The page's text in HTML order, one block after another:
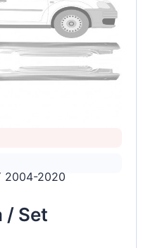
2004-2020
/ Set